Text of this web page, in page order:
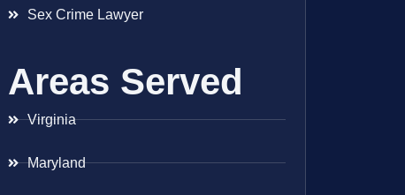
Sex Crime Lawyer
Areas Served
Virginia
Maryland